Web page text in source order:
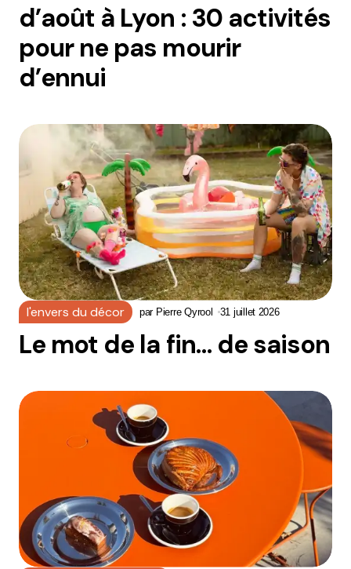
d’août à Lyon : 30 activités
pour ne pas mourir
d’ennui
l'envers du décor par Pierre Qyrool 31 juillet 2026
Le mot de la fin… de saison